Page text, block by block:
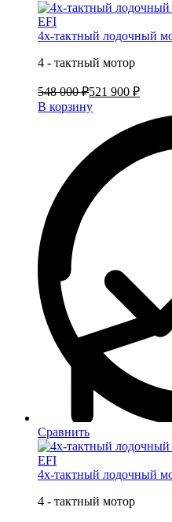
4х-тактный лодочный
4 - тактный мотор
548 000 ₽521 900 ₽
В корзину
Сравнить
4х-тактный лодочный
4 - тактный мотор